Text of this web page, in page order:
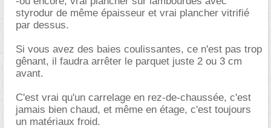
styrodur de même épaisseur et vrai plancher vitrifié
par dessus.
Si vous avez des baies coulissantes, ce n'est pas trop
gênant, il faudra arrêter le parquet juste 2 ou 3 cm
avant.
C'est vrai qu'un carrelage en rez-de-chaussée, c'est
jamais bien chaud, et même en étage, c'est toujours
un matériaux froid.